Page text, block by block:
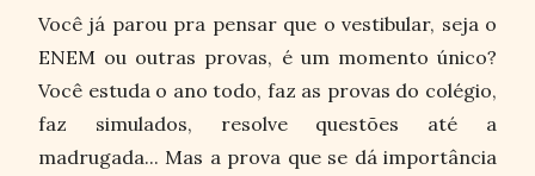
Você já parou pra pensar que o vestibular, seja o
ENEM ou outras provas, é um momento único?
Você estuda o ano todo, faz as provas do colégio,
faz simulados, resolve questões até a
madrugada... Mas a prova que se dá importância